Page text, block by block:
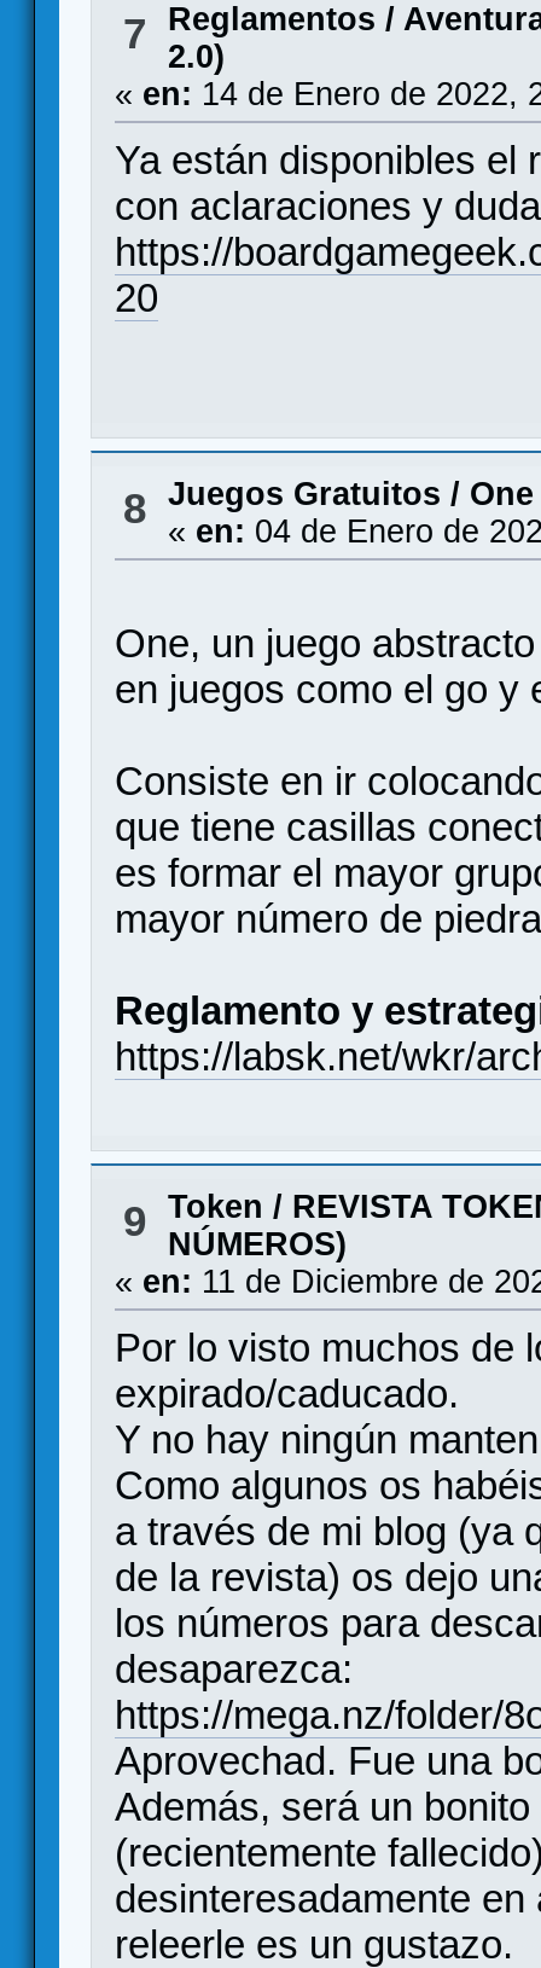
7 Reglamentos /
2.0)
« en: 14 de Enero de 2022,
Ya están disponibles el
con aclaraciones y
https://
20
8 Juegos Gratuitos /
« en: 04 de Enero de
One, un juego
en juegos como el go y
Consiste en ir
que tiene casillas
es formar el mayor
mayor número de
Reglamento y
https://labsk.net/wkr/
9 Token / REVISTA
NÚMEROS)
« en: 11 de Diciembre de
Por lo visto muchos de
expirado/caducado.
Y no hay ningún
Como algunos os
a través de mi blog (ya
de la revista) os dejo
los números para
desaparezca:
https://mega.nz/folder/
Aprovechad. Fue una
Además, será un
(recientemente
desinteresadamente
releerle es un gustazo.